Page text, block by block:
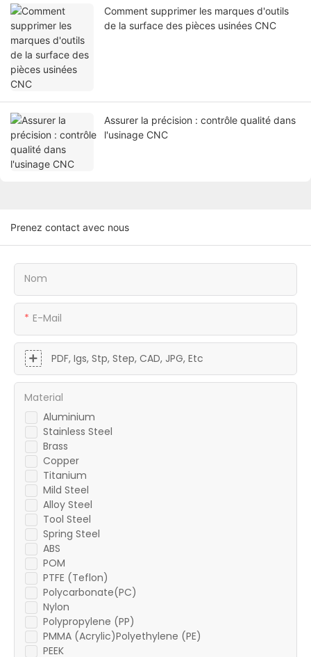
Comment supprimer les marques d'outils
de la surface des pièces usinées CNC
Assurer la précision : contrôle qualité dans
l'usinage CNC
Prenez contact avec nous
Nom
E-Mail
PDF, Igs, Stp, Step, CAD, JPG, Etc
Aluminium
Stainless Steel
Brass
Copper
Titanium
Mild Steel
Alloy Steel
Tool Steel
Spring Steel
ABS
POM
PTFE (Teflon)
Polycarbonate(PC)
Nylon
Polypropylene (PP)
PMMA (Acrylic)Polyethylene (PE)
PEEK
Material